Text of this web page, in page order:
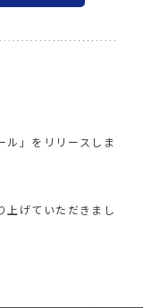
ル」をリリースしま
上げていただきまし